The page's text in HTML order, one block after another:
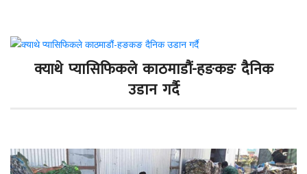
क्याथे प्यासिफिकले काठमाडौं-हङकङ दैनिक
उडान गर्दै